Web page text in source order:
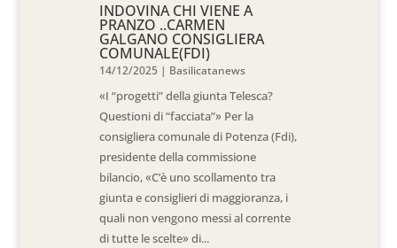
INDOVINA CHI VIENE A
PRANZO ..CARMEN
GALGANO CONSIGLIERA
COMUNALE(FDI)
14/12/2025 | Basilicatanews
«I “progetti” della giunta Telesca?
Questioni di “facciata”» Per la
consigliera comunale di Potenza (Fdi),
presidente della commissione
bilancio, «C’è uno scollamento tra
giunta e consiglieri di maggioranza, i
quali non vengono messi al corrente
di tutte le scelte» di...